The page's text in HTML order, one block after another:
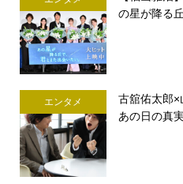
の星が降る
エンタメ
古舘佑太郎
あの日の真